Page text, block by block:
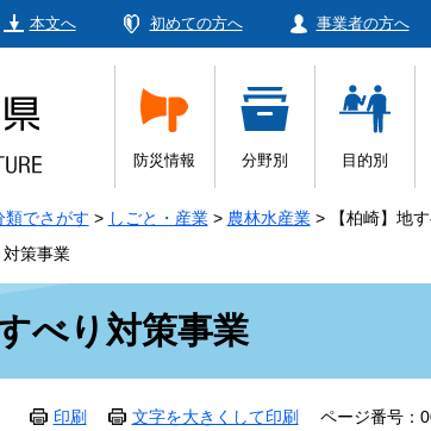
本文へ 初めての方へ 事業者の方へ
防災情報 分野別 目的別
類でさがす > しごと・産業 > 農林水産業 >
【柏崎】地
対策事業
べり対策事業
印刷 文字を大きくして印刷 ページ番号：